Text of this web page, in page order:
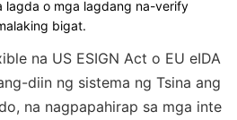
lagda o mga lagdang na-verify
bigat.
na US ESIGN Act o EU eIDA
diin ng sistema ng Tsina ang
na nagpapahirap sa mga inte